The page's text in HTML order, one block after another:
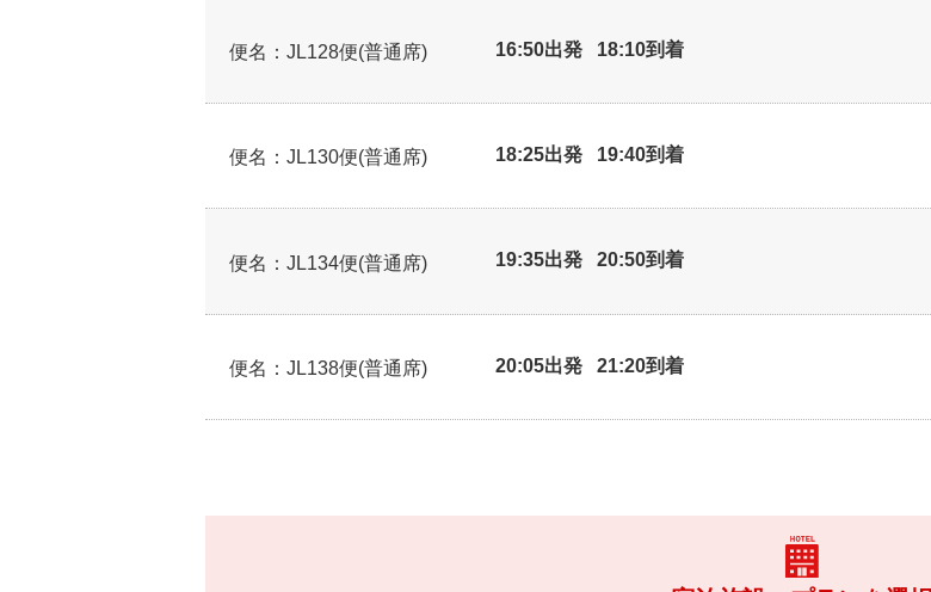
便名：JL128便(普通席) 16:50出発 18:10到着
便名：JL130便(普通席) 18:25出発 19:40到着
便名：JL134便(普通席) 19:35出発 20:50到着
便名：JL138便(普通席) 20:05出発 21:20到着